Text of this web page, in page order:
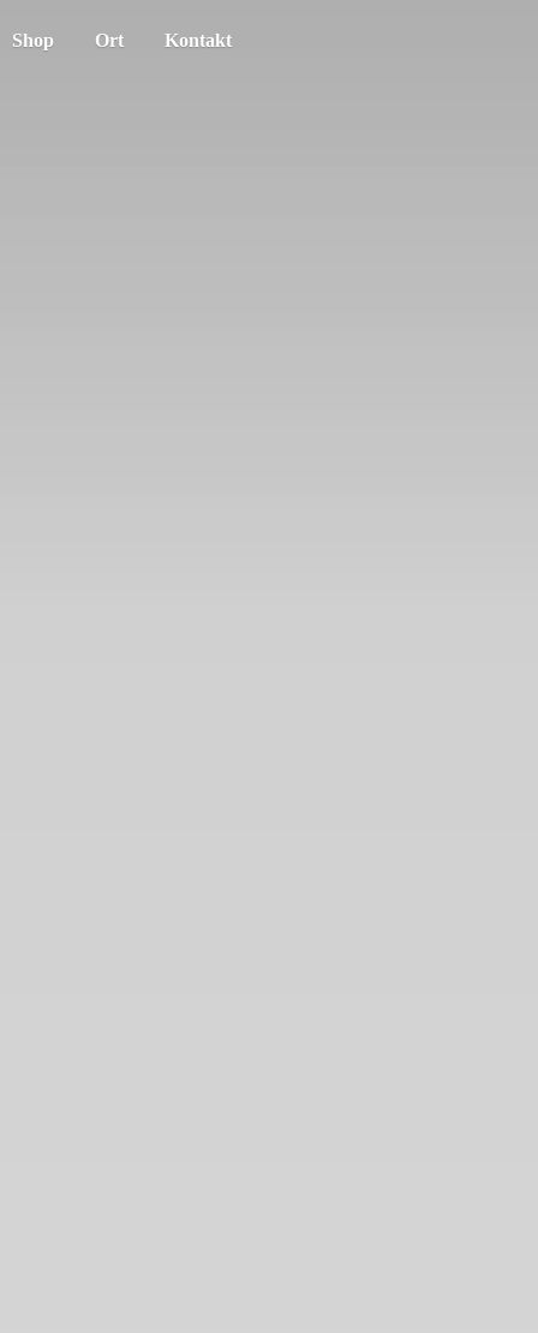
Shop Ort Kontakt